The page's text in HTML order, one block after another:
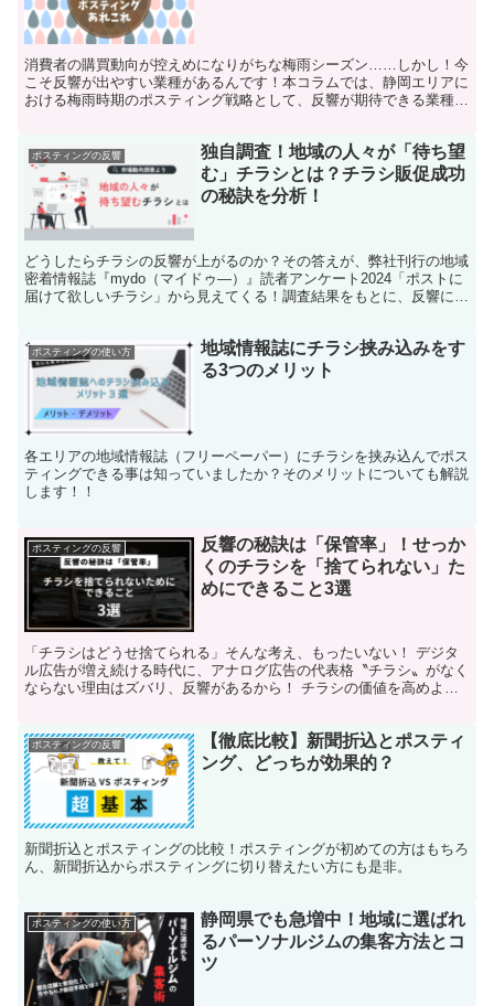
消費者の購買動向が控えめになりがちな梅雨シーズン……しかし！今
こそ反響が出やすい業種があるんです！本コラムでは、静岡エリアに
おける梅雨時期のポスティング戦略として、反響が期待できる業種、
ポスティングの反響
独自調査！地域の人々が「待ち望
む」チラシとは？チラシ販促成功
の秘訣を分析！
どうしたらチラシの反響が上がるのか？その答えが、弊社刊行の地域
密着情報誌『mydo（マイドゥ―）』読者アンケート2024「ポストに
届けて欲しいチラシ」から見えてくる！調査結果をもとに、反響につ
ポスティングの使い方
地域情報誌にチラシ挟み込みをす
る3つのメリット
各エリアの地域情報誌（フリーペーパー）にチラシを挟み込んでポス
ティングできる事は知っていましたか？そのメリットについても解説
します！！
ポスティングの反響
反響の秘訣は「保管率」！せっか
くのチラシを「捨てられない」た
めにできること3選
「チラシはどうせ捨てられる」そんな考え、もったいない！ デジタ
ル広告が増え続ける時代に、アナログ広告の代表格〝チラシ〟がなく
ならない理由はズバリ、反響があるから！ チラシの価値を高めより
ポスティングの反響
【徹底比較】新聞折込とポスティ
ング、どっちが効果的？
新聞折込とポスティングの比較！ポスティングが初めての方はもちろ
ん、新聞折込からポスティングに切り替えたい方にも是非。
ポスティングの使い方
静岡県でも急増中！地域に選ばれ
るパーソナルジムの集客方法とコ
ツ